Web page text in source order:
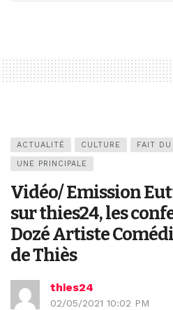
ACTUALITÉ CULTURE FAIT
UNE PRINCIPALE
Vidéo/ Emission
sur thies24, les
Dozé Artiste
de Thiès
thies24
02/05/2021 10:02 PM